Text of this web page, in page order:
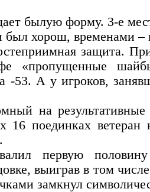
былую форму. 3-е
был хорош, временами –
защита.
«пропущенные
-53. А у игроков,
на
поединках ветеран
первую
выиграв в том
замкнул